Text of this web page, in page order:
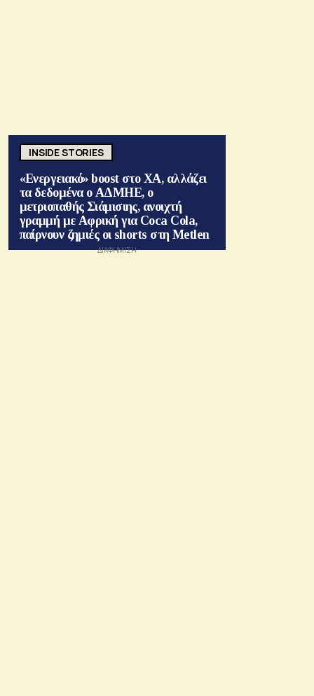
INSIDE STORIES
«Ενεργειακό» boost στο ΧΑ, αλλάζει
τα δεδομένα ο ΑΔΜΗΕ, ο
μετριοπαθής Σιάμισιης, ανοιχτή
γραμμή με Αφρική για Coca Cola,
παίρνουν ζημιές οι shorts στη Metlen